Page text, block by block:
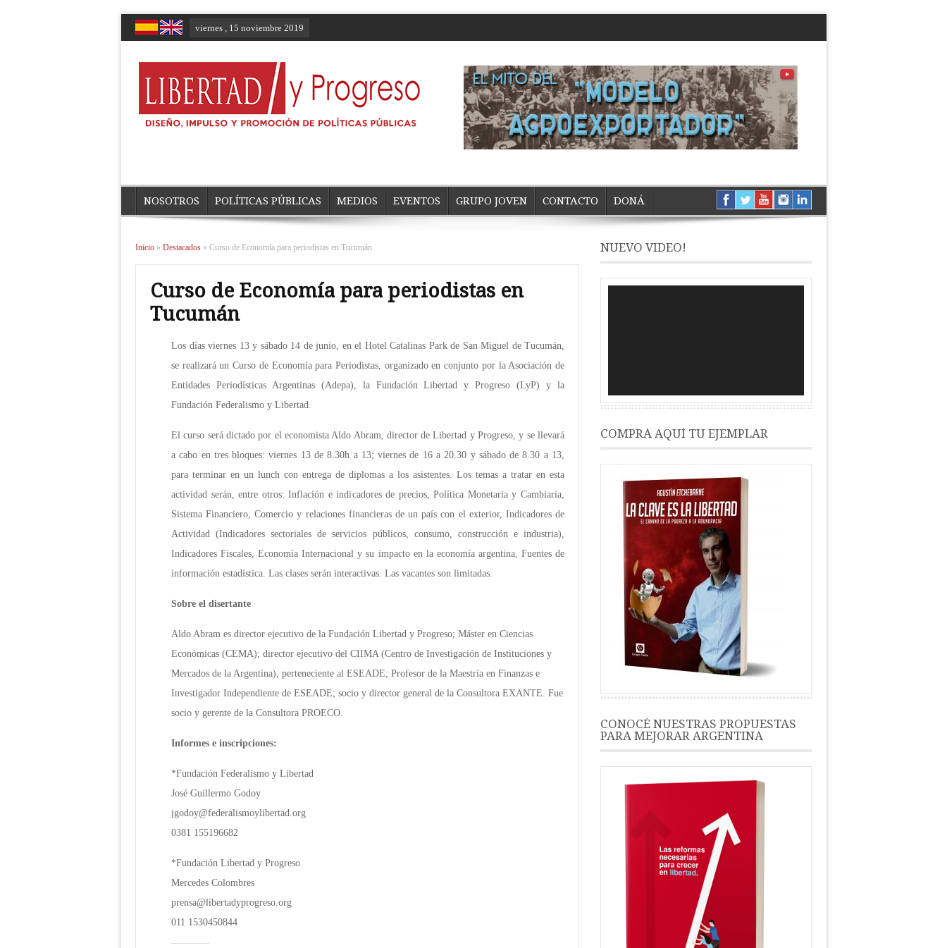
viernes , 15 noviembre 2019
NOSOTROS POLÍTICAS PÚBLICAS MEDIOS EVENTOS GRUPO JOVEN CONTACTO DONÁ
Inicio » Destacados » Curso de Economía para periodistas en Tucumán
Curso de Economía para periodistas en
Tucumán
Los días viernes 13 y sábado 14 de junio, en el Hotel Catalinas Park de San Miguel de Tucumán,
se realizará un Curso de Economía para Periodistas, organizado en conjunto por la Asociación de
Entidades Periodísticas Argentinas (Adepa), la Fundación Libertad y Progreso (LyP) y la
Fundación Federalismo y Libertad.
El curso será dictado por el economista Aldo Abram, director de Libertad y Progreso, y se llevará
a cabo en tres bloques: viernes 13 de 8.30h a 13; viernes de 16 a 20.30 y sábado de 8.30 a 13,
para terminar en un lunch con entrega de diplomas a los asistentes. Los temas a tratar en esta
actividad serán, entre otros: Inflación e indicadores de precios, Política Monetaria y Cambiaria,
Sistema Financiero, Comercio y relaciones financieras de un país con el exterior, Indicadores de
Actividad (Indicadores sectoriales de servicios públicos, consumo, construcción e industria),
Indicadores Fiscales, Economía Internacional y su impacto en la economía argentina, Fuentes de
información estadística. Las clases serán interactivas. Las vacantes son limitadas.
Sobre el disertante
Aldo Abram es director ejecutivo de la Fundación Libertad y Progreso; Máster en Ciencias
Económicas (CEMA); director ejecutivo del CIIMA (Centro de Investigación de Instituciones y
Mercados de la Argentina), perteneciente al ESEADE; Profesor de la Maestría en Finanzas e
Investigador Independiente de ESEADE; socio y director general de la Consultora EXANTE. Fue
socio y gerente de la Consultora PROECO.
Informes e inscripciones:
*Fundación Federalismo y Libertad
José Guillermo Godoy
jgodoy@federalismoylibertad.org
0381 155196682
*Fundación Libertad y Progreso
Mercedes Colombres
prensa@libertadyprogreso.org
011 1530450844
NUEVO VIDEO!
COMPRÁ AQUÍ TU EJEMPLAR
CONOCÉ NUESTRAS PROPUESTAS
PARA MEJORAR ARGENTINA